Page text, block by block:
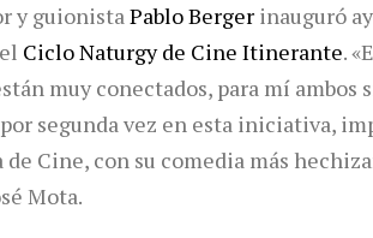
y guionistaPablo Berger inauguró
Ciclo Naturgy de Cine Itinerante.
muy conectados, para mí ambos
segunda vez en esta iniciativa,
de Cine, con su comedia más
Mota.